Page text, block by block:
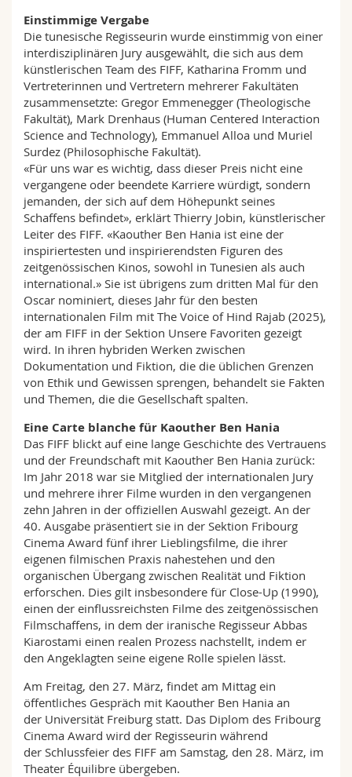
Einstimmige Vergabe
Die tunesische Regisseurin wurde einstimmig von einer
interdisziplinären Jury ausgewählt, die sich aus dem
künstlerischen Team des FIFF, Katharina Fromm und
Vertreterinnen und Vertretern mehrerer Fakultäten
zusammensetzte: Gregor Emmenegger (Theologische
Fakultät), Mark Drenhaus (Human Centered Interaction
Science and Technology), Emmanuel Alloa und Muriel
Surdez (Philosophische Fakultät).
«Für uns war es wichtig, dass dieser Preis nicht eine
vergangene oder beendete Karriere würdigt, sondern
jemanden, der sich auf dem Höhepunkt seines
Schaffens befindet», erklärt Thierry Jobin, künstlerischer
Leiter des FIFF. «Kaouther Ben Hania ist eine der
inspiriertesten und inspirierendsten Figuren des
zeitgenössischen Kinos, sowohl in Tunesien als auch
international.» Sie ist übrigens zum dritten Mal für den
Oscar nominiert, dieses Jahr für den besten
internationalen Film mit The Voice of Hind Rajab (2025),
der am FIFF in der Sektion Unsere Favoriten gezeigt
wird. In ihren hybriden Werken zwischen
Dokumentation und Fiktion, die die üblichen Grenzen
von Ethik und Gewissen sprengen, behandelt sie Fakten
und Themen, die die Gesellschaft spalten.
Eine Carte blanche für Kaouther Ben Hania
Das FIFF blickt auf eine lange Geschichte des Vertrauens
und der Freundschaft mit Kaouther Ben Hania zurück:
Im Jahr 2018 war sie Mitglied der internationalen Jury
und mehrere ihrer Filme wurden in den vergangenen
zehn Jahren in der offiziellen Auswahl gezeigt. An der
40. Ausgabe präsentiert sie in der Sektion Fribourg
Cinema Award fünf ihrer Lieblingsfilme, die ihrer
eigenen filmischen Praxis nahestehen und den
organischen Übergang zwischen Realität und Fiktion
erforschen. Dies gilt insbesondere für Close-Up (1990),
einen der einflussreichsten Filme des zeitgenössischen
Filmschaffens, in dem der iranische Regisseur Abbas
Kiarostami einen realen Prozess nachstellt, indem er
den Angeklagten seine eigene Rolle spielen lässt.
Am Freitag, den 27. März, findet am Mittag ein
öffentliches Gespräch mit Kaouther Ben Hania an
der Universität Freiburg statt. Das Diplom des Fribourg
Cinema Award wird der Regisseurin während
der Schlussfeier des FIFF am Samstag, den 28. März, im
Theater Équilibre übergeben.